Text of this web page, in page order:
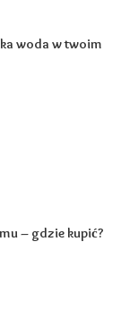
woda w twoim
– gdzie kupić?